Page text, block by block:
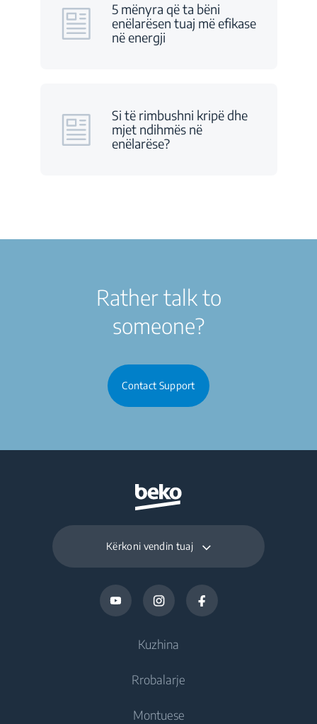
5 mënyra që ta bëni
enëlarësen tuaj më efikase
në energji
Si të rimbushni kripë dhe
mjet ndihmës në
enëlarëse?
Rather talk to
someone?
Contact Support
Kërkoni vendin tuaj
Kuzhina
Frigoriferë
Rrobalarje
Montuese